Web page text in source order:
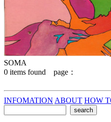
SOMA
0 items found page：
INFOMATION ABOUT HOW